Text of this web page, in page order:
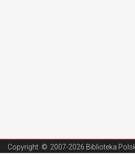
Copyright © 2007-2026 Biblioteka